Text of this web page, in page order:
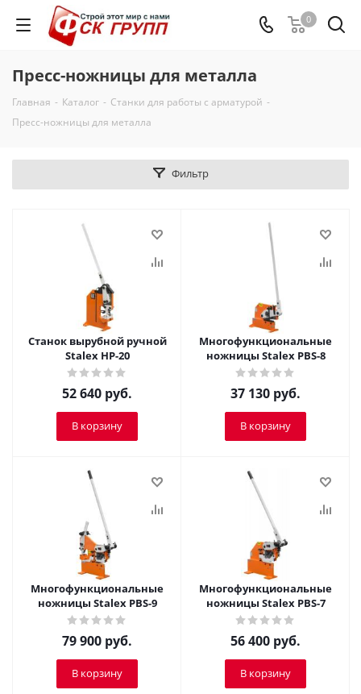
0
Пресс-ножницы для металла
Главная - Каталог - Станки для работы с арматурой -
Пресс-ножницы для металла
Фильтр
Станок вырубной ручной
Stalex HP-20
52 640 руб.
В корзину
Многофункциональные
ножницы Stalex PBS-8
37 130 руб.
В корзину
Многофункциональные
ножницы Stalex PBS-9
79 900 руб.
В корзину
Многофункциональные
ножницы Stalex PBS-7
56 400 руб.
В корзину